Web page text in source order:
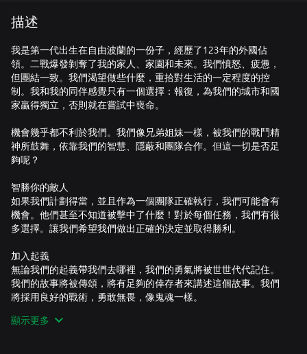
描述
我是第一代出生在自由波蘭的一份子，經歷了123年的外國佔
領。二戰爆發剝奪了我的家人、家園和未來。我們憤怒、疲憊，
但團結一致。我們渴望做些什麼，重拾對生活的一定程度的控
制。我和我的同伴感覺只有一個選擇：報復，為我們的城市和國
家贏得獨立，否則就在嘗試中喪命。
機會幾乎都不利於我們。我們像兄弟姐妹一樣，被我們的戰鬥精
神所鼓舞，依靠我們的智慧、隱蔽和團隊合作。但這一切是否足
夠呢？
智勝你的敵人
如果我們計劃得當，並且作為一個團隊正確執行，我們可能會有
機會。他們甚至不知道被擊中了什麼！對於每個任務，我們有很
多選擇。讓我們希望我們做出正確的決定並取得勝利。
加入起義
無論我們的起義帶我們去哪裡，我們的勇氣將被世世代代記住。
我們的故事將被傳頌，將有足夠的倖存者來講述這個故事。我們
將採用良好的戰術，勇敢無畏，像鬼魂一樣。
使用暴力
顯示更多